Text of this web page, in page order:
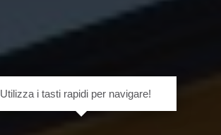
Utilizza i tasti rapidi per navigare!